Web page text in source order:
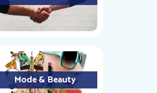
Mode & Beauty